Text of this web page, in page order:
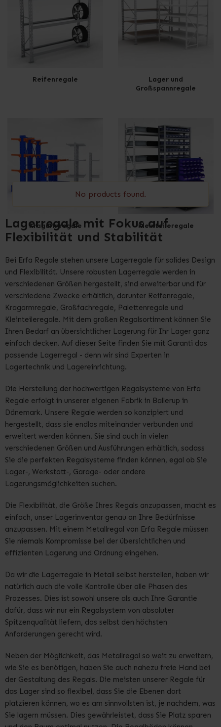
Reifenregale
Lager und
Großspannregale
Kragarmregale Kleinteileregale
No products found.
Lagerregale mit Fokus auf
Flexibilität und Stabilität
Bei Erfa Regale stehen unsere Lagerregale für solides Design
und Flexibilität. Unsere robusten Lagerregale werden in
verschiedenen Größen hergestellt, sind erweiterbar und für
verschiedene Zwecke erhältlich, darunter Reifenregale,
Kragarmregale, Großfachregale, Palettenregale und
Kleinteileregale. Mit dem großen Regalsortiment können Sie
Ihren Bedarf an übersichtlicher Lagerung für Ihr Lager ganz
einfach decken. Auf dieser Seite finden Sie mit Garanti das
passende Lagerregal - denn wir sind Experten in
Lagertechnik und Lagereinrichtung.
Die Herstellung der hochwertigen Regalsysteme von Erfa
Regale erfolgt in unserer eigenen Fabrik in Ballerup in
Dänemark. Unsere Regale werden so konzipiert und
hergestellt, dass sie endlos miteinander verbunden und
erweitert werden können. Sie sind auch in vielen
verschiedenen Größen und Ausführungen erhältlich, sodass
Sie die perfekten Regalsysteme finden können, egal ob Sie
Lager-, Werkstatt-, Garage- oder andere
Lagerungsmöglichkeiten suchen.
Die Flexibilität, die Größe Ihres Regals anzupassen, macht es
einfach, unser Lagerinventar genau an Ihre Bedürfnisse
anzupassen. Mit einem Metallregal von Erfa Regale müssen
Sie niemals Kompromisse bei der übersichtlichen und
effizienten Lagerung und Ordnung eingehen.
Da wir die Lagerregale in Metall selbst herstellen, haben wir
natürlich auch die volle Kontrolle über alle Phasen des
Prozesses. Dies ist sowohl unsere als auch Ihre Garantie
dafür, dass wir nur ein Regalsystem von absoluter
Spitzenqualität liefern, das selbst den höchsten
Anforderungen gerecht wird.
Neben der Möglichkeit, das Metallregal so weit zu erweitern,
wie Sie es benötigen, haben Sie auch nahezu freie Hand bei
der Gestaltung des Regals. Die meisten unserer Regale für
das Lager sind so flexibel, dass Sie die Ebenen dort
platzieren können, wo es am sinnvollsten ist, je nachdem, was
Sie lagern müssen. Dies gewährleistet, dass Sie Platz sparen